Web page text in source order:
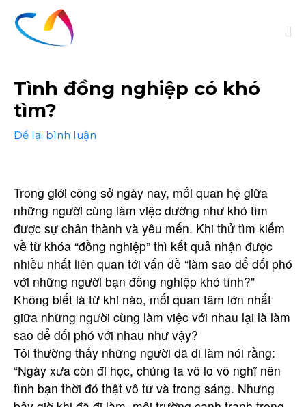
Tình đồng nghiệp có khó
tìm?
Để lại bình luận
Trong giới công sở ngày nay, mối quan hệ giữa
những người cùng làm việc dường như khó tìm
được sự chân thành và yêu mến. Khi thử tìm kiếm
về từ khóa “đồng nghiệp” thì kết quả nhận được
nhiều nhất liên quan tới vấn đề “làm sao để đối phó
với những người bạn đồng nghiệp khó tính?”
Không biết là từ khi nào, mối quan tâm lớn nhất
giữa những người cùng làm việc với nhau lại là làm
sao để đối phó với nhau như vậy?
Tôi thường thấy những người đã đi làm nói rằng:
“Ngày xưa còn đi học, chúng ta vô lo vô nghĩ nên
tình bạn thời đó thật vô tư và trong sáng. Nhưng